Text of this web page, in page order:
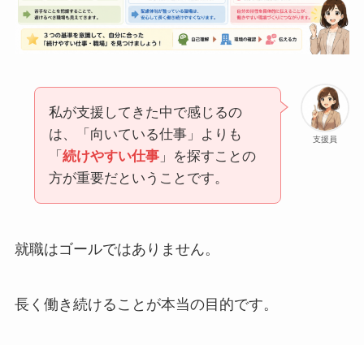
支援員
私が支援してきた中で感じるの
は、「向いている仕事」よりも
「 続けやすい仕事」を探すことの
方が重要だということです。
就職はゴールではありません。
長く働き続けることが本当の目的です。